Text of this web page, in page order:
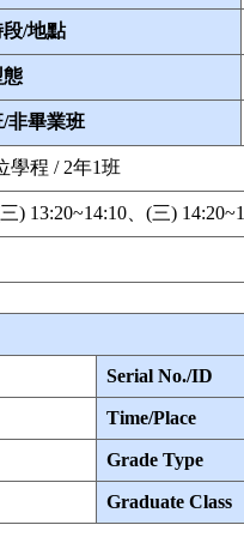
段/地點
態
非畢業班
學程 / 2年1班
) 13:20~14:10、(三)
Serial No./ID
Time/Place
Grade Type
Graduate Class